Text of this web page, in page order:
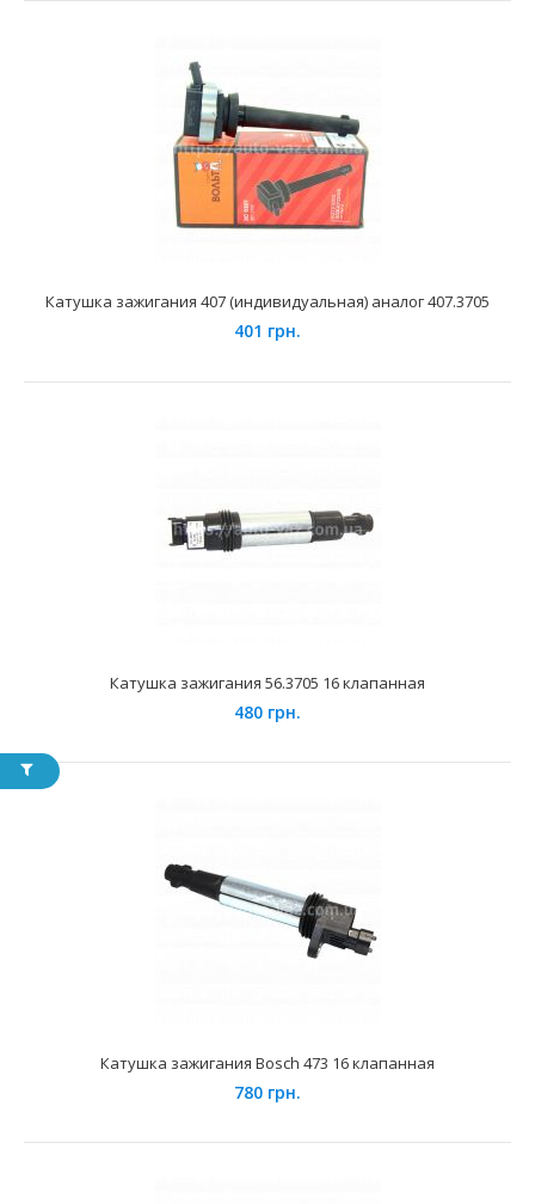
Катушка зажигания 407 (индивидуальная) аналог 407.3705
401 грн.
Катушка зажигания 56.3705 16 клапанная
480 грн.
Катушка зажигания Bosch 473 16 клапанная
780 грн.